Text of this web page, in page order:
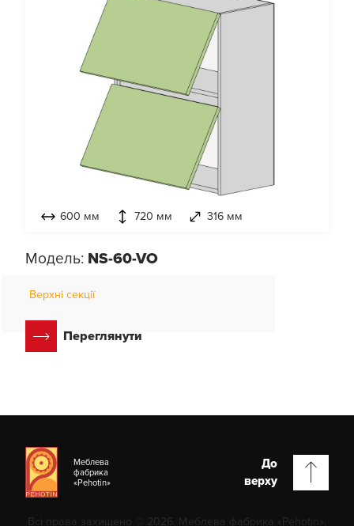
600 мм 720 мм 316 мм
Модель: NS-60-VO
Верхні секції
Переглянути
Меблева
фабрика
«Pehotin»
До
верху
Всі права захищено © 2026. Меблева фабрика «Pehotin».